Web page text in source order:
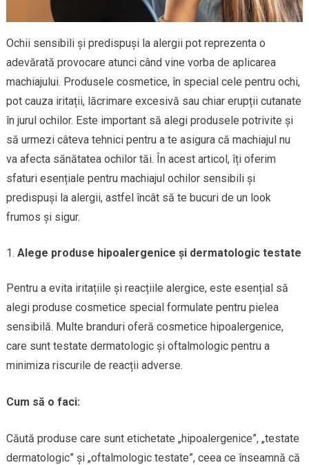
Ochii sensibili și predispuși la alergii pot reprezenta o
adevărată provocare atunci când vine vorba de aplicarea
machiajului. Produsele cosmetice, în special cele pentru ochi,
pot cauza iritații, lăcrimare excesivă sau chiar erupții cutanate
în jurul ochilor. Este important să alegi produsele potrivite și
să urmezi câteva tehnici pentru a te asigura că machiajul nu
va afecta sănătatea ochilor tăi. În acest articol, îți oferim
sfaturi esențiale pentru machiajul ochilor sensibili și
predispuși la alergii, astfel încât să te bucuri de un look
frumos și sigur.
Alege produse hipoalergenice și dermatologic testate
Pentru a evita iritațiile și reacțiile alergice, este esențial să
alegi produse cosmetice special formulate pentru pielea
sensibilă. Multe branduri oferă cosmetice hipoalergenice,
care sunt testate dermatologic și oftalmologic pentru a
minimiza riscurile de reacții adverse.
Cum să o faci:
Căută produse care sunt etichetate „hipoalergenice”, „testate
dermatologic” și „oftalmologic testate”, ceea ce înseamnă că